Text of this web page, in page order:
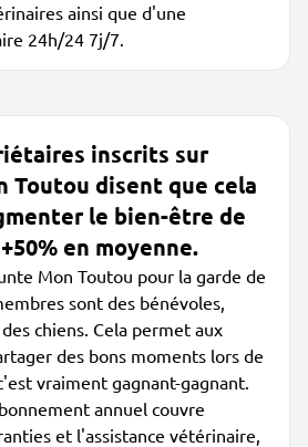
ainsi que d'une
24h/24 7j/7.
inscrits sur
Toutou disent que cela
le bien-être de
en moyenne.
Mon Toutou pour la garde de
sont des bénévoles,
chiens. Cela permet aux
des bons moments lors de
vraiment gagnant-gagnant.
annuel couvre
et l'assistance vétérinaire,